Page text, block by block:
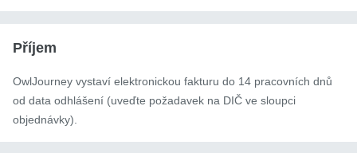
Příjem
OwlJourney vystaví elektronickou fakturu do 14 pracovních dnů
od data odhlášení (uveďte požadavek na DIČ ve sloupci
objednávky).